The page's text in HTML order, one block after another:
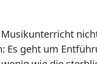
Es geht um